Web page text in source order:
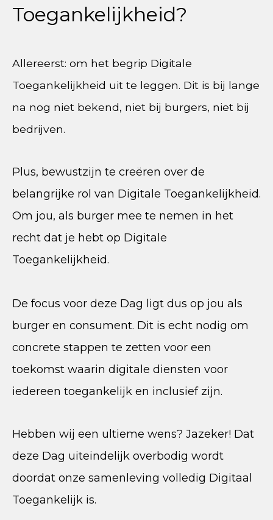
Toegankelijkheid?
Allereerst: om het begrip Digitale
Toegankelijkheid uit te leggen. Dit is bij lange
na nog niet bekend, niet bij burgers, niet bij
bedrijven.
Plus, bewustzijn te creëren over de
belangrijke rol van Digitale Toegankelijkheid.
Om jou, als burger mee te nemen in het
recht dat je hebt op Digitale
Toegankelijkheid.
De focus voor deze Dag ligt dus op jou als
burger en consument. Dit is echt nodig om
concrete stappen te zetten voor een
toekomst waarin digitale diensten voor
iedereen toegankelijk en inclusief zijn.
Hebben wij een ultieme wens? Jazeker! Dat
deze Dag uiteindelijk overbodig wordt
doordat onze samenleving volledig Digitaal
Toegankelijk is.